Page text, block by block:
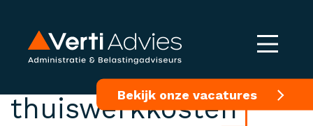
Bekijk onze vacatures
Gerichte vrijstelling
thuiswerkkosten